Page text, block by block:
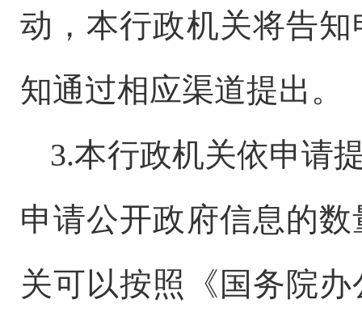
动，本行政机关将告
知通过相应渠道提出。
3.本行政机关依申请
申请公开政府信息的
关可以按照《国务院